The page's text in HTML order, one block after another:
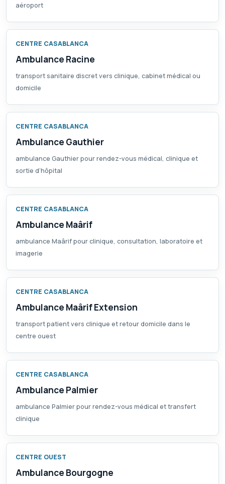
aéroport
CENTRE CASABLANCA
Ambulance Racine
transport sanitaire discret vers clinique, cabinet médical ou
domicile
CENTRE CASABLANCA
Ambulance Gauthier
ambulance Gauthier pour rendez-vous médical, clinique et
sortie d’hôpital
CENTRE CASABLANCA
Ambulance Maârif
ambulance Maârif pour clinique, consultation, laboratoire et
imagerie
CENTRE CASABLANCA
Ambulance Maârif Extension
transport patient vers clinique et retour domicile dans le
centre ouest
CENTRE CASABLANCA
Ambulance Palmier
ambulance Palmier pour rendez-vous médical et transfert
clinique
CENTRE OUEST
Ambulance Bourgogne